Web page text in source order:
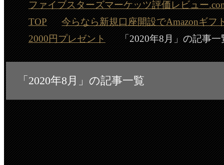
ファイブスターズマーケッツ評価レビュー
TOP
今らなら新規口座開設でAmazonギフ
2000円プレゼント
「2020年8月」の記事一
「2020年8月」の記事一覧